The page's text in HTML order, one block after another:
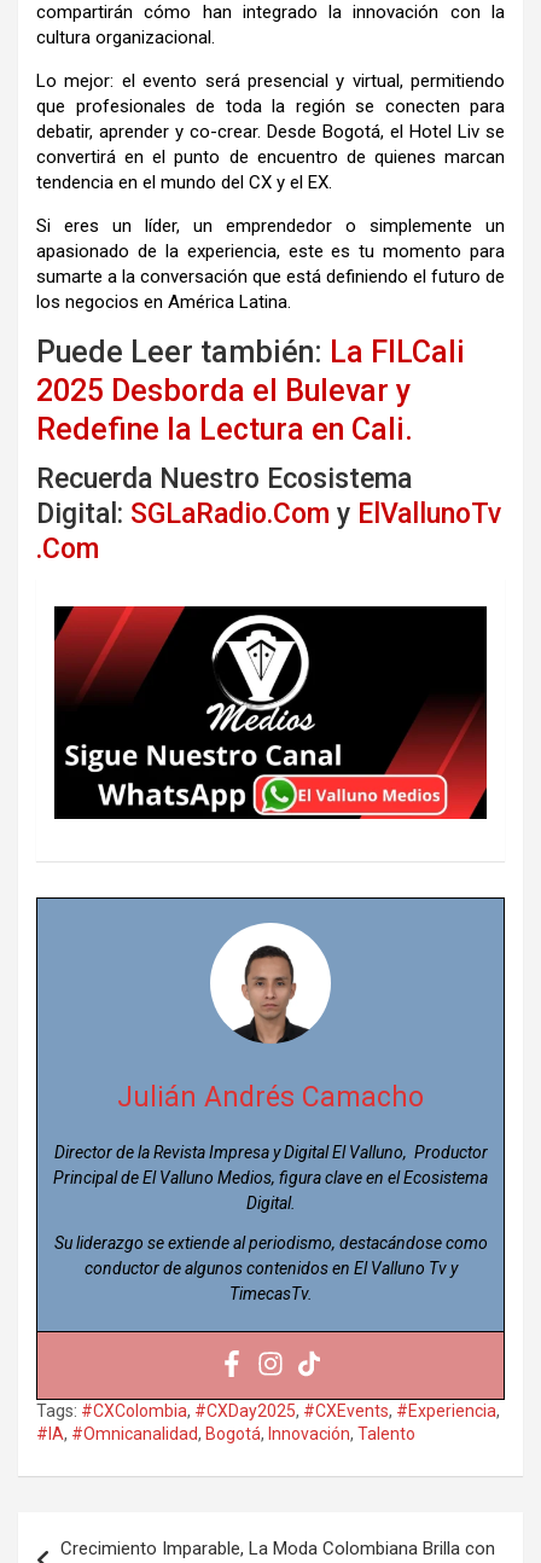
compartirán cómo han integrado la innovación con la
cultura organizacional.
Lo mejor: el evento será presencial y virtual, permitiendo
que profesionales de toda la región se conecten para
debatir, aprender y co-crear. Desde Bogotá, el Hotel Liv se
convertirá en el punto de encuentro de quienes marcan
tendencia en el mundo del CX y el EX.
Si eres un líder, un emprendedor o simplemente un
apasionado de la experiencia, este es tu momento para
sumarte a la conversación que está definiendo el futuro de
los negocios en América Latina.
Puede Leer también: La FILCali
2025 Desborda el Bulevar y
Redefine la Lectura en Cali.
Recuerda Nuestro Ecosistema
Digital: SGLaRadio.Com y ElVallunoTv
.Com
Julián Andrés Camacho
Director de la Revista Impresa y Digital El Valluno, Productor
Principal de El Valluno Medios, figura clave en el Ecosistema
Digital.
Su liderazgo se extiende al periodismo, destacándose como
conductor de algunos contenidos en El Valluno Tv y
TimecasTv.
Tags: #CXColombia, #CXDay2025, #CXEvents, #Experiencia,
#IA, #Omnicanalidad, Bogotá, Innovación, Talento
Crecimiento Imparable, La Moda Colombiana Brilla con